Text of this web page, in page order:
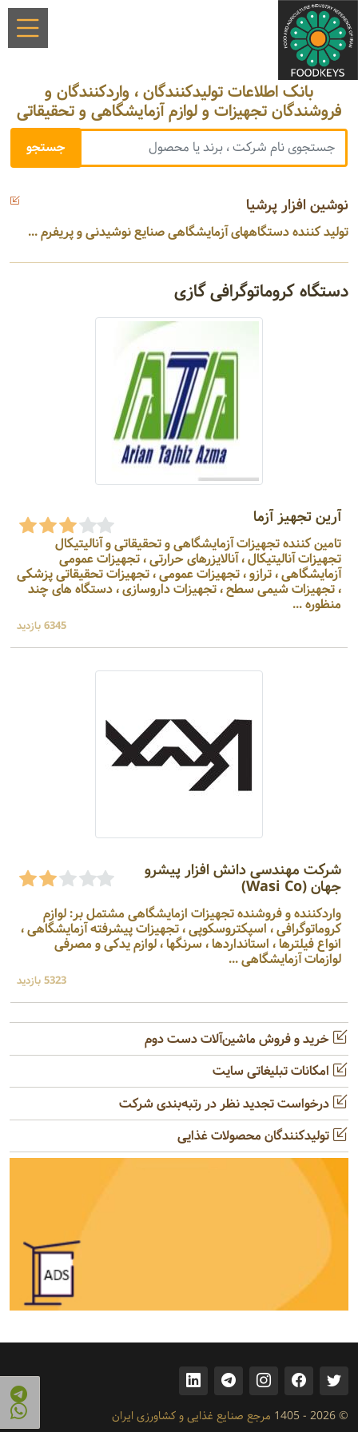
بانک اطلاعات تولیدکنندگان ، واردکنندگان و
فروشندگان تجهیزات و لوازم آزمایشگاهی و تحقیقاتی
نوشین افزار پرشیا
تولید کننده دستگاههای آزمایشگاهی صنایع نوشیدنی و پریفرم ...
دستگاه کروماتوگرافی گازی
آرین تجهیز آزما
تامین کننده تجهیزات آزمایشگاهی و تحقیقاتی و آنالیتیکال
تجهیزات آنالیتیکال ، آنالایزرهای حرارتی ، تجهیزات عمومی
آزمایشگاهی ، ترازو ، تجهیزات عمومی ، تجهیزات تحقیقاتی پزشکی
، تجهیزات شیمی سطح ، تجهیزات داروسازی ، دستگاه های چند
منظوره ...
6345 بازدید
شرکت مهندسی دانش افزار پیشرو
جهان (Wasi Co)
واردکننده و فروشنده تجهیزات ازمایشگاهی مشتمل بر: لوازم
کروماتوگرافی ، اسپکتروسکوپی ، تجهیزات پیشرفته آزمایشگاهی ،
انواع فیلترها ، استانداردها ، سرنگها ، لوازم یدکی و مصرفی
لوازمات آزمایشگاهی ...
5323 بازدید
خرید و فروش ماشین‌آلات دست دوم
امکانات تبلیغاتی سایت
درخواست تجدید نظر در رتبه‌بندی شرکت
تولیدکنندگان محصولات غذایی
© 2026 - 1405 مرجع صنایع غذایی و کشاورزی ایران